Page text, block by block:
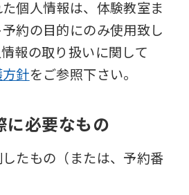
個人情報は、体験教室ま
約の目的にのみ使用致し
報の取り扱いに関して
針をご参照下さい。
に必要なもの
たもの（または、予約番
Japanese
version
of
this
will
translated